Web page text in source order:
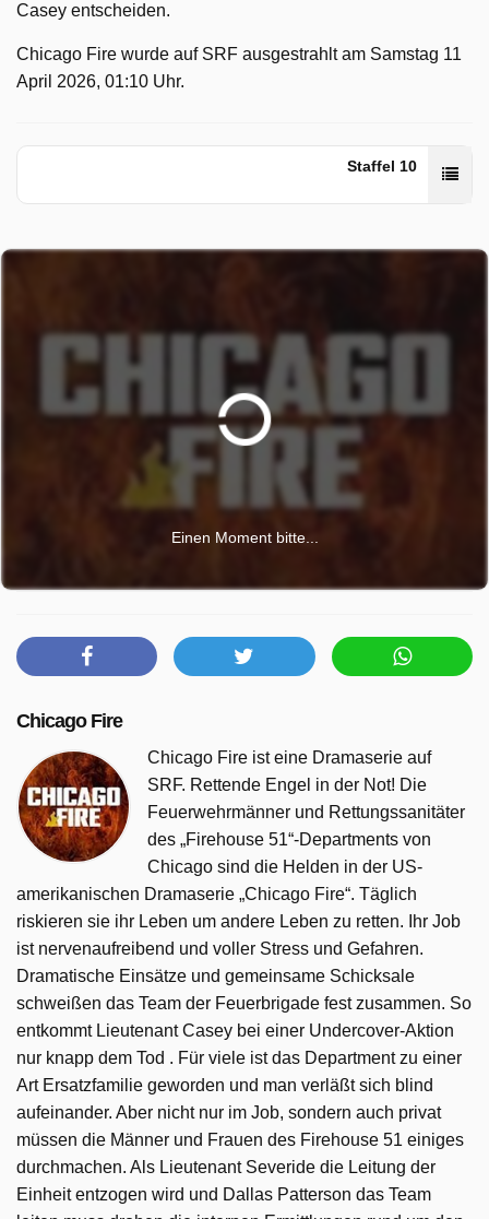
Casey entscheiden.
Chicago Fire wurde auf SRF ausgestrahlt am Samstag 11
April 2026, 01:10 Uhr.
Staffel 10
Einen Moment bitte...
Chicago Fire
Chicago Fire ist eine Dramaserie auf
SRF. Rettende Engel in der Not! Die
Feuerwehrmänner und Rettungssanitäter
des „Firehouse 51“-Departments von
Chicago sind die Helden in der US-
amerikanischen Dramaserie „Chicago Fire“. Täglich
riskieren sie ihr Leben um andere Leben zu retten. Ihr Job
ist nervenaufreibend und voller Stress und Gefahren.
Dramatische Einsätze und gemeinsame Schicksale
schweißen das Team der Feuerbrigade fest zusammen. So
entkommt Lieutenant Casey bei einer Undercover-Aktion
nur knapp dem Tod . Für viele ist das Department zu einer
Art Ersatzfamilie geworden und man verläßt sich blind
aufeinander. Aber nicht nur im Job, sondern auch privat
müssen die Männer und Frauen des Firehouse 51 einiges
durchmachen. Als Lieutenant Severide die Leitung der
Einheit entzogen wird und Dallas Patterson das Team